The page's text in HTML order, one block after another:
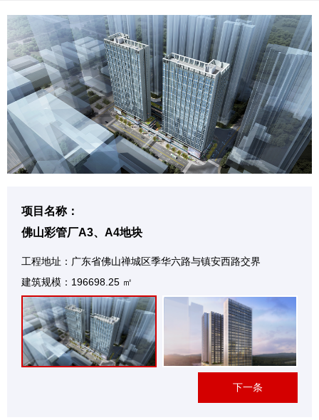
项目名称：
佛山彩管厂A3、A4地块
工程地址：广东省佛山禅城区季华六路与镇安西路交界
建筑规模：196698.25 ㎡
下一条